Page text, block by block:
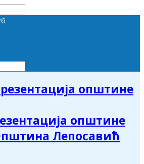
општине
Лепосавић